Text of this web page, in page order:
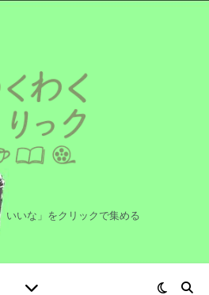
いいな」をクリックで集める